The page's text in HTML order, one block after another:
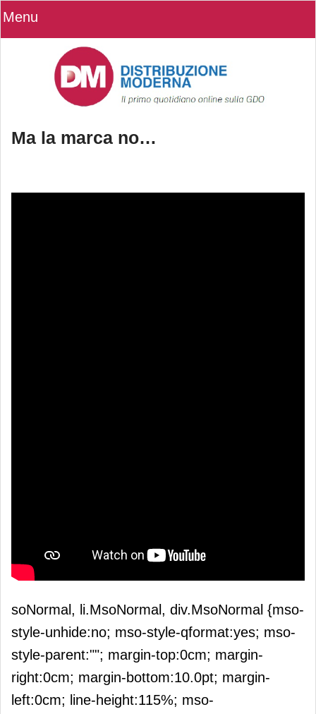
Menu
Ma la marca no…
soNormal, li.MsoNormal, div.MsoNormal {mso-
style-unhide:no; mso-style-qformat:yes; mso-
style-parent:""; margin-top:0cm; margin-
right:0cm; margin-bottom:10.0pt; margin-
left:0cm; line-height:115%; mso-